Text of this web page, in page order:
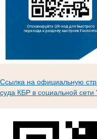
Ссылка на официальную
суда КБР в социальной сети